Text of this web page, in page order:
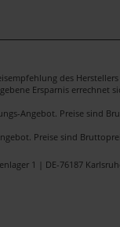
des Herstellers
Ersparnis errechnet
Angebot. Preise sind
Preise sind
1 | DE-76187